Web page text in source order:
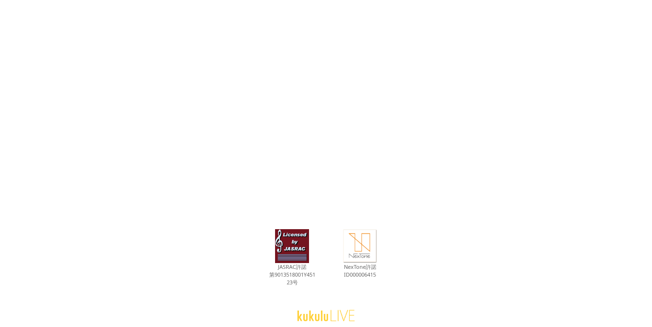
JASRAC許諾
第9013518001Y451
23号
NexTone許諾
ID000006415